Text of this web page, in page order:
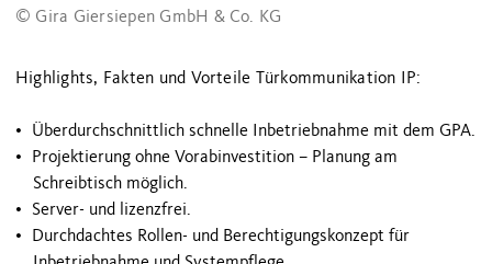
© Gira Giersiepen GmbH & Co. KG
Highlights, Fakten und Vorteile Türkommunikation IP:
Überdurchschnittlich schnelle Inbetriebnahme mit dem GPA.
Projektierung ohne Vorabinvestition – Planung am
Schreibtisch möglich.
Server- und lizenzfrei.
Durchdachtes Rollen- und Berechtigungskonzept für